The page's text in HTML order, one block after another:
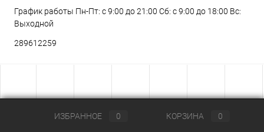
График работы Пн-Пт: с 9:00 до 21:00 Сб: с 9:00 до 18:00 Вс:
Выходной
289612259
ИЗБРАННОЕ 0 КОРЗИНА 0